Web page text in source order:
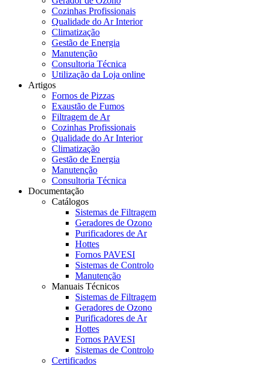
Cozinhas Profissionais
Qualidade do Ar Interior
Climatização
Gestão de Energia
Manutenção
Consultoria Técnica
Utilização da Loja online
Artigos
Fornos de Pizzas
Exaustão de Fumos
Filtragem de Ar
Cozinhas Profissionais
Qualidade do Ar Interior
Climatização
Gestão de Energia
Manutenção
Consultoria Técnica
Documentação
Catálogos
Sistemas de Filtragem
Geradores de Ozono
Purificadores de Ar
Hottes
Fornos PAVESI
Sistemas de Controlo
Manutenção
Manuais Técnicos
Sistemas de Filtragem
Geradores de Ozono
Purificadores de Ar
Hottes
Fornos PAVESI
Sistemas de Controlo
Certificados